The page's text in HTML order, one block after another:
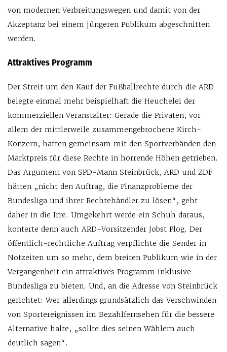
von modernen Verbreitungswegen und damit von der
Akzeptanz bei einem jüngeren Publikum abgeschnitten
werden.
Attraktives Programm
Der Streit um den Kauf der Fußballrechte durch die ARD
belegte einmal mehr beispielhaft die Heuchelei der
kommerziellen Veranstalter: Gerade die Privaten, vor
allem der mittlerweile zusammengebrochene Kirch-
Konzern, hatten gemeinsam mit den Sportverbänden den
Marktpreis für diese Rechte in horrende Höhen getrieben.
Das Argument von SPD-Mann Steinbrück, ARD und ZDF
hätten „nicht den Auftrag, die Finanzprobleme der
Bundesliga und ihrer Rechtehändler zu lösen“, geht
daher in die Irre. Umgekehrt werde ein Schuh daraus,
konterte denn auch ARD-Vorsitzender Jobst Plog. Der
öffentlich-rechtliche Auftrag verpflichte die Sender in
Notzeiten um so mehr, dem breiten Publikum wie in der
Vergangenheit ein attraktives Programm inklusive
Bundesliga zu bieten. Und, an die Adresse von Steinbrück
gerichtet: Wer allerdings grundsätzlich das Verschwinden
von Sportereignissen im Bezahlfernsehen für die bessere
Alternative halte, „sollte dies seinen Wählern auch
deutlich sagen“.